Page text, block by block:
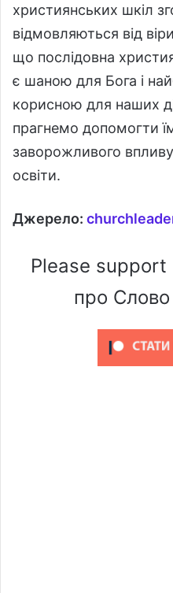
християнських шкіл
відмовляються від
що послідовна
є шаною для Бога і
корисною для наших
прагнемо допомогти
заворожливого
освіти.
Джерело:
Please support
про